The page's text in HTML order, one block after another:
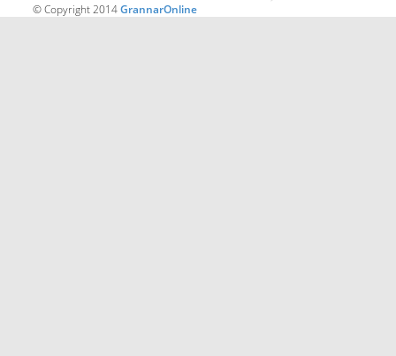
© Copyright 2014GrannarOnline